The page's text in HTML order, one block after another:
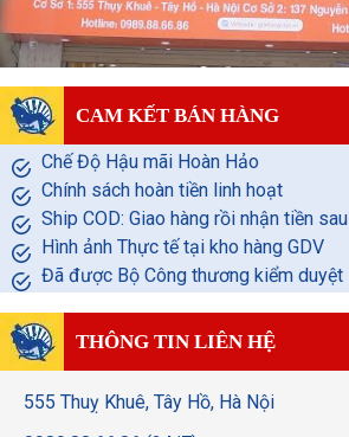
CAM KẾT BÁN HÀNG
Chế Độ Hậu mãi Hoàn Hảo
Chính sách hoàn tiền linh hoạt
Ship COD: Giao hàng rồi nhận tiền sau
Hình ảnh Thực tế tại kho hàng GDV
Đã được Bộ Công thương kiểm duyệt
THÔNG TIN LIÊN HỆ
555 Thuỵ Khuê, Tây Hồ, Hà Nội